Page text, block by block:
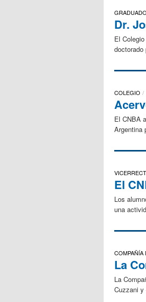
Dr.
El
COLEGIO
El CNBA
Argentina
El
Los
una
COMPAÑÍA
La
La
Cuzzani y